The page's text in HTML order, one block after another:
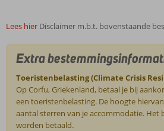
Lees hier Disclaimer m.b.t. bovenstaande
Extra
Toeristenbelasting (Climate Crisis
Op Corfu, Griekenland, betaal je bij
een toeristenbelasting. De hoogte
aantal sterren van je accommodatie.
worden betaald.